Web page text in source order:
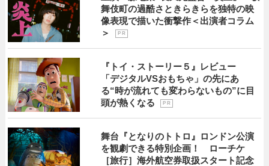
舞伎町の過酷さときらきらを独特の映
像表現で描いた衝撃作＜出演者コラム
＞
P R
『トイ・ストーリー５』レビュー
「デジタルVSおもちゃ」の先にあ
る“時が流れても変わらないもの”に目
頭が熱くなる
P R
舞台『となりのトトロ』ロンドン公演
を観劇できる特別企画！ ローチケ
［旅行］海外航空券取扱スタート記念